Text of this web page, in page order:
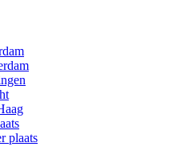
plaats